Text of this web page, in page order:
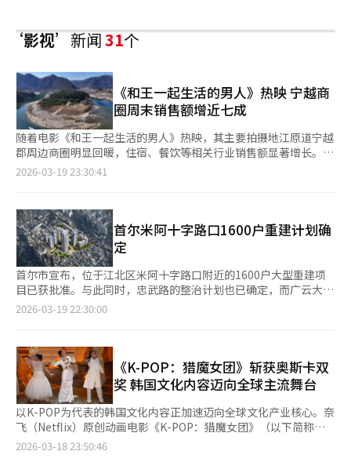
‘影视’新闻31个
《和王一起生活的男人》热映 宁越商
圈周末销售额增近七成
随着电影《和王一起生活的男人》热映，其主要拍摄地江原道宁越
郡周边商圈明显回暖，住宿、餐饮等相关行业销售额显著增长。
韩国中小企业市场振兴公团（以下简称“市场振兴公团”）19日发
以2月4日电影上映前后4周的KB国民银行信用卡结算数据为基础，
验证了影视内容热映对地方商圈的带动效应。 从行业结构来看，
住宿及餐饮业销售额增长52.5%，增幅最为显著；艺术、体育及休
闲服务业增长37.8%，批发零售业增长27%，整体呈现以旅游消费
为核心的联动增长态势。 从时间分布来看，周末销售额增长
68.5%，显著高于平日的22.1%，反映出观影与旅游需求在周末集
中释放的特征。 与去年同期相比，当地整体销售额增长16.4%。其
中，艺术、体育及休闲服务业增长59.9%，住宿及餐饮业增长
分别增长26.1%和11.4%，延续以周末为中心的消费扩张趋势。 业
内人士认为，上述数据从实证层面反映了影视内容对地方经济的溢
出效应。市场振兴公团表示，今后将持续跟踪类似案例，深入分析
内容产业与区域商圈之间的联动机制。 此外，市场振兴公团还计
划围绕21日在首尔光化门广场举行的防弹少年团（BTS）回归演
出，对其带动周边商圈的效果及小商户的实际经营情况进行系统分
析。 市场振兴公团理事印兑渊表示，将以研究机构为依托，持续
应对快速变化的商圈趋势及区域议题，深入分析小商户经营状况，
2026-03-19 23:30:41
首尔米阿十字路口1600户重建计划确
定
首尔市宣布，位于江北区米阿十字路口附近的1600户大型重建项
目已获批准。与此同时，忠武路的整治计划也已确定，而广云大学
地铁站附近的重建计划则被取消。 米阿洞75区将开发为最高45
题。此次计划将提升土地用途等级，并应用商业性调整系数，以改
善项目条件并增加住房供应。 首尔市还计划改善交通系统，扩大
主要道路的宽度以应对交通需求，并通过整理小路提高可达性。步
行环境也将得到改善，米阿十字路口和公交车站附近将建公园，住
宅区内将以中央广场为中心连接步行路线。 忠武路地区将发展为
综合都市，结合办公、文化和产业功能。乙支路将扩大办公设施，
忠武路和退溪路将与印刷和影视产业结合开发。首尔电影中心附近
将引入文化设施，并给予激励措施。 首尔市城市空间本部长安大
2026-03-19 22:30:00
《K-POP：猎魔女团》斩获奥斯卡双
奖 韩国文化内容迈向全球主流舞台
以K-POP为代表的韩国文化内容正加速迈向全球文化产业核心。奈
飞（Netflix）原创动画电影《K-POP：猎魔女团》（以下简称
《猎魔女团》）继斩获金球奖、格莱美之后，再度在第98届奥斯卡
2026-03-18 23:50:46